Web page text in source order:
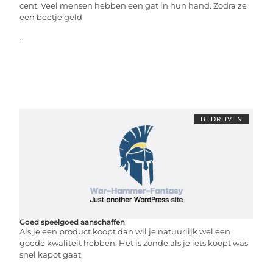
cent. Veel mensen hebben een gat in hun hand. Zodra ze
een beetje geld
...
BEDRIJVEN
Goed speelgoed aanschaffen
Als je een product koopt dan wil je natuurlijk wel een
goede kwaliteit hebben. Het is zonde als je iets koopt was
snel kapot gaat.